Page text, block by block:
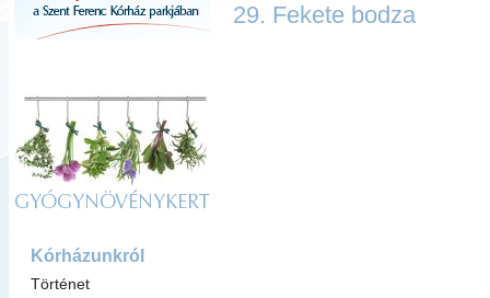
GYÓGYNÖVÉNYKERT
Kórházunkról
Történet
29. Fekete bodza